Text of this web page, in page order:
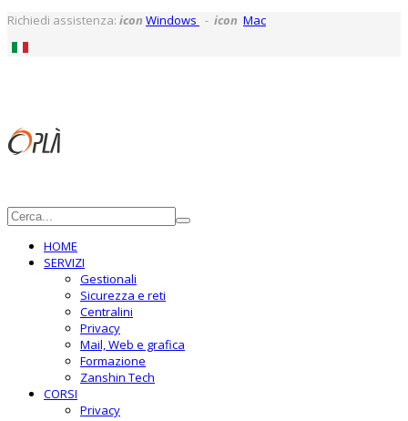
Richiedi assistenza: icon Windows - icon Mac
HOME
SERVIZI
Gestionali
Sicurezza e reti
Centralini
Privacy
Mail, Web e grafica
Formazione
Zanshin Tech
CORSI
Privacy